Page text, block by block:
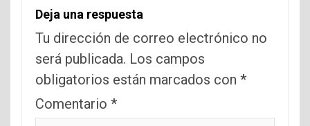
Deja una respuesta
Tu dirección de correo electrónico no
será publicada. Los campos
obligatorios están marcados con *
Comentario *